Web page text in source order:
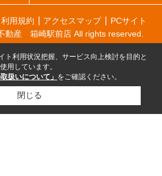
利用規約 アクセスマップ
PCサイト
動産 箱崎駅前店 All rights reserved.
ト利用状況把握、サービス向上検討を目的と
用しています。
扱いについて」 をご確認ください。
閉じる